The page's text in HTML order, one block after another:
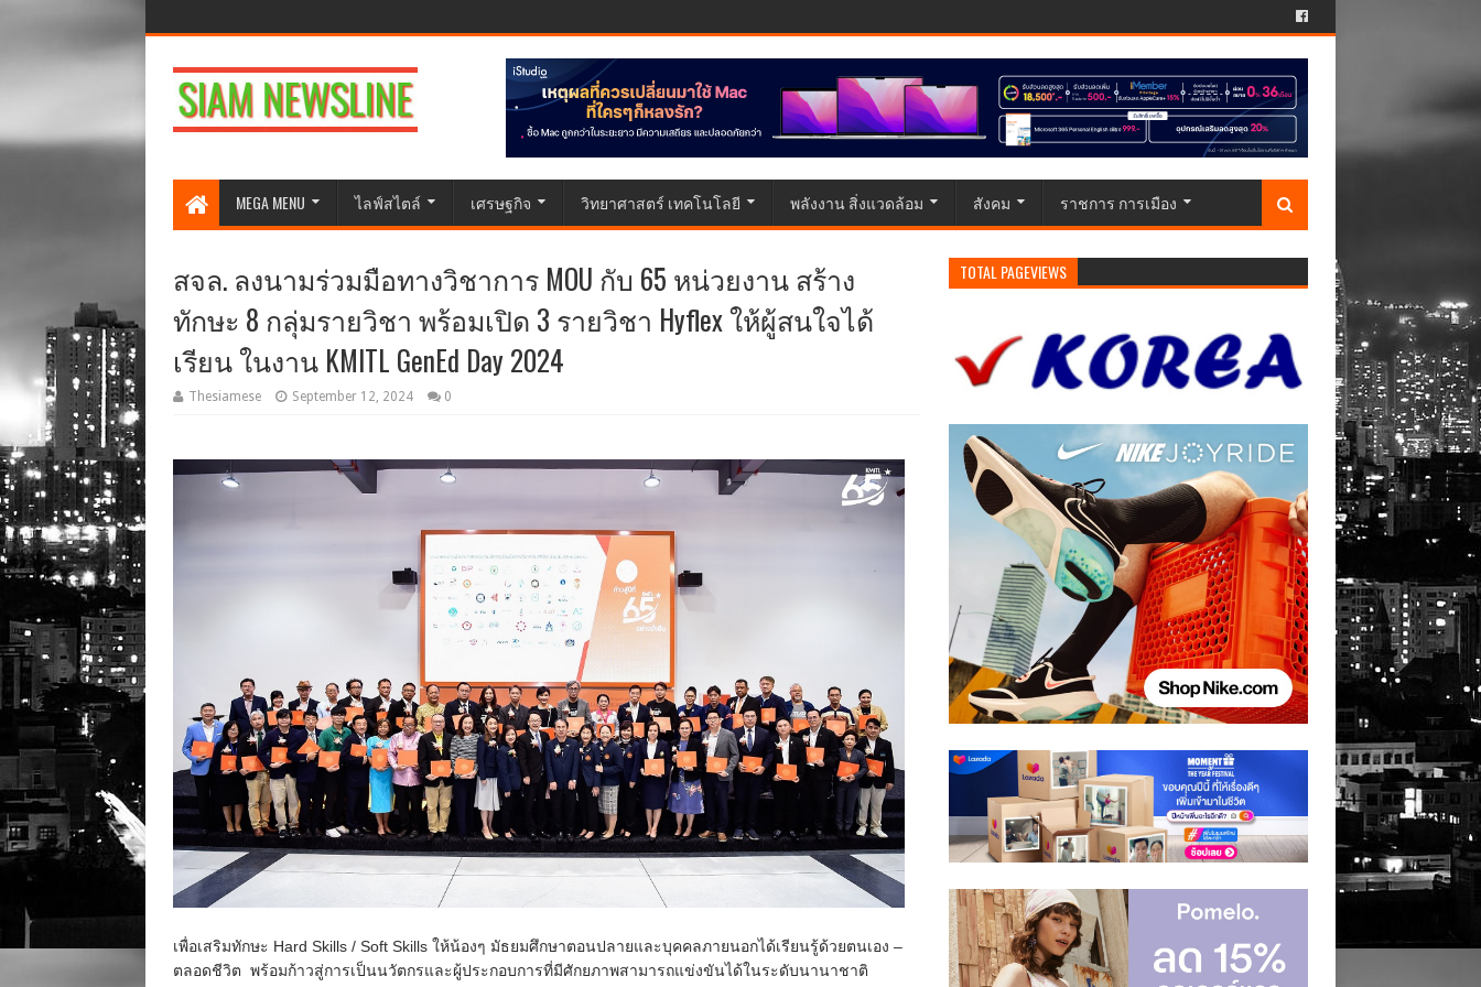
MEGA MENU ไลฟ์สไตล์ เศรษฐกิจ วิทยาศาสตร์ เทคโนโลยี พลังงาน สิ่งแวดล้อม สังคม ราชการ การเมือง
สจล. ลงนามร่วมมือทางวิชาการ MOU กับ 65 หน่วยงาน สร้าง
ทักษะ 8 กลุ่มรายวิชา พร้อมเปิด 3 รายวิชา Hyflex ให้ผู้สนใจได้
เรียน ในงาน KMITL GenEd Day 2024
Thesiamese September 12, 2024 0
เพื่อเสริมทักษะ Hard Skills / Soft Skills ให้น้องๆ มัธยมศึกษาตอนปลายและบุคคลภายนอกได้เรียนรู้ด้วยตนเอง –
ตลอดชีวิต พร้อมก้าวสู่การเป็นนวัตกรและผู้ประกอบการที่มีศักยภาพสามารถแข่งขันได้ในระดับนานาชาติ
TOTAL PAGEVIEWS